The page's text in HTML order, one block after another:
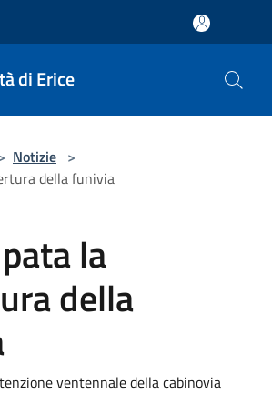
di Erice
Notizie >
della funivia
la
della
ventennale della cabinovia